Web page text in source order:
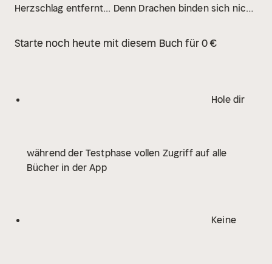
Herzschlag entfernt... Denn Drachen binden sich nicht
weniger Drachen als Kadetten gab, die bereit waren,
ist – wie Xaden Riorson, der mächtigste und
Sonnenaufgang zu sehen. Doch mit jedem Tag, der
vergeht, wird der Krieg draußen tödlicher, die
Freunde, Feinde,
Starte noch heute mit diesem Buch für 0 €
Hole dir
während der Testphase vollen Zugriff auf alle
Bücher in der App
Keine